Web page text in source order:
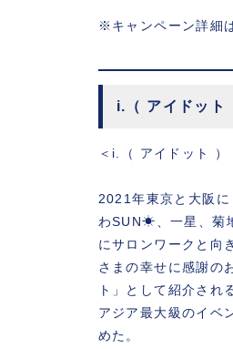
※キャンペーン詳細
i.（ アイドット
＜i.（ アイドット
2021年東京と大阪
わSUN☀︎、一星、菊
にサロンワークと向
さまの幸せに感謝の
ト」として紹介さ
アジア最大級のイベ
めた。